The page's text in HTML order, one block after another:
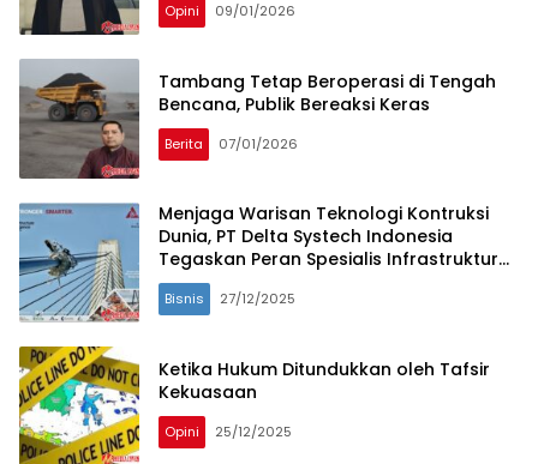
Opini 09/01/2026
Tambang Tetap Beroperasi di Tengah
Bencana, Publik Bereaksi Keras
Berita 07/01/2026
Menjaga Warisan Teknologi Kontruksi
Dunia, PT Delta Systech Indonesia
Tegaskan Peran Spesialis Infrastruktur
Nasional
Bisnis 27/12/2025
Ketika Hukum Ditundukkan oleh Tafsir
Kekuasaan
Opini 25/12/2025